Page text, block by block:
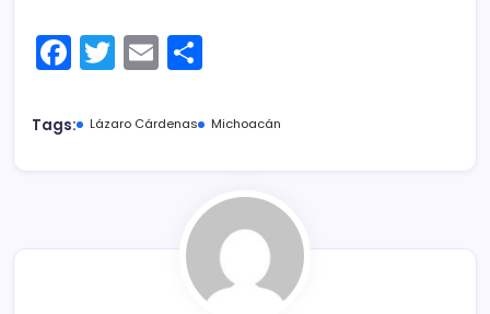
F
a
c
T
w
itt
E
m
ai m
ar
tir
Tags: Lázaro Cárdenas Michoacán